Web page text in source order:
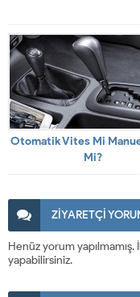
Otomatik Vites Mi
Mi?
ZİYARETÇİ
Henüz yorum yapılmamış.
yapabilirsiniz.